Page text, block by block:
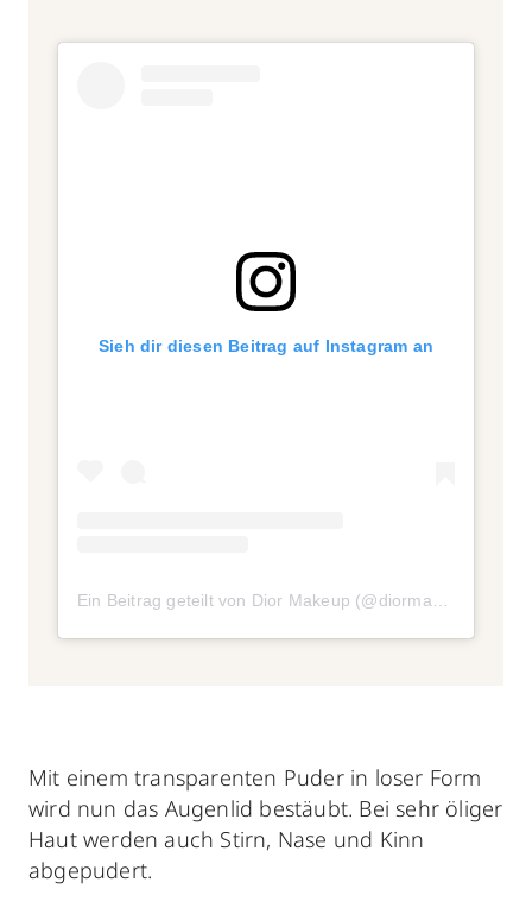
Sieh dir diesen Beitrag auf Instagram an
Ein Beitrag geteilt von Dior Makeup (@diormakeup)
Mit einem transparenten Puder in loser Form
wird nun das Augenlid bestäubt. Bei sehr öliger
Haut werden auch Stirn, Nase und Kinn
abgepudert.